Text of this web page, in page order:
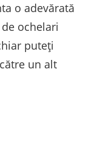
o adevărată
ochelari
puteți
un alt